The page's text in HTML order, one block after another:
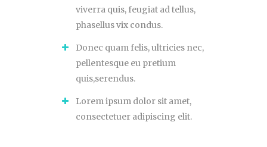
viverra quis, feugiat ad tellus,
phasellus vix condus.
Donec quam felis, ultricies nec,
pellentesque eu pretium
quis,serendus.
Lorem ipsum dolor sit amet,
consectetuer adipiscing elit.